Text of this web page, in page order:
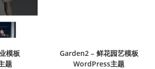
模板
题
Garden2 – 鲜花园艺模板
WordPress主题